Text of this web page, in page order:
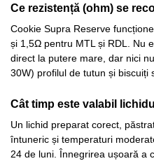
Ce rezistență (ohm) se
Cookie Supra Reserve
și 1,5Ω pentru MTL și RDL. Nu
direct la putere mare, dar nici
30W) profilul de tutun și biscuiți
Cât timp este valabil
Un lichid preparat corect,
întuneric și temperaturi
24 de luni. Înnegrirea ușoară a